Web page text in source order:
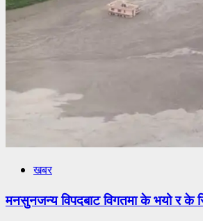
खबर
मनसुनजन्य विपदबाट विगतमा के भयो र के